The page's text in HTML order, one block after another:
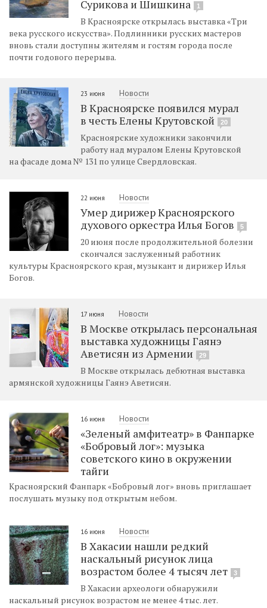
Сурикова и Шишкина 1
В Красноярске открылась выставка «Три
века русского искусства». Подлинники русских мастеров
вновь стали доступны жителям и гостям города после
почти годового перерыва.
23 июня Новости
В Красноярске появился мурал
в честь Елены Крутовской
20
Красноярские художники закончили
работу над муралом Елены Крутовской
на фасаде дома № 131 по улице Свердловская.
22 июня Новости
Умер дирижер Красноярского
духового оркестра Илья Богов
5
20 июня после продолжительной болезни
скончался заслуженный работник
культуры Красноярского края, музыкант и дирижер Илья
Богов.
17 июня Новости
В Москве открылась персональная
выставка художницы Гаянэ
Аветисян из Армении
29
В Москве открылась дебютная выставка
армянской художницы Гаянэ Аветисян.
16 июня Новости
«Зеленый амфитеатр» в Фанпарке
«Бобровый лог»: музыка
советского кино в окружении
тайги
Красноярский Фанпарк «Бобровый лог» вновь приглашает
послушать музыку под открытым небом.
16 июня Новости
В Хакасии нашли редкий
наскальный рисунок лица
возрастом более 4 тысяч лет
3
В Хакасии археологи обнаружили
наскальный рисунок возрастом не менее 4 тыс. лет.